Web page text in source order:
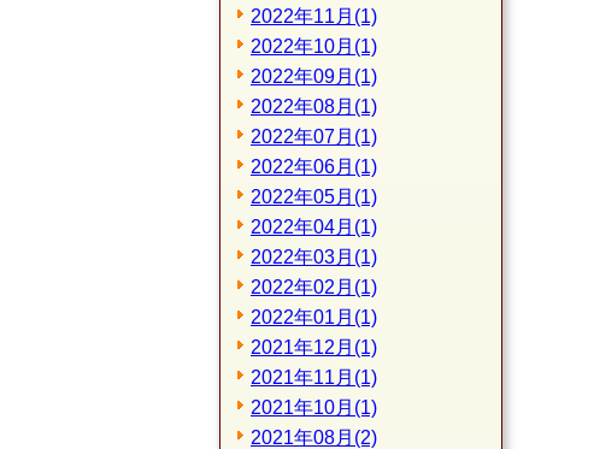
2022年11月(1)
2022年10月(1)
2022年09月(1)
2022年08月(1)
2022年07月(1)
2022年06月(1)
2022年05月(1)
2022年04月(1)
2022年03月(1)
2022年02月(1)
2022年01月(1)
2021年12月(1)
2021年11月(1)
2021年10月(1)
2021年08月(2)